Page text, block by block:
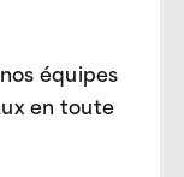
équipes
en toute